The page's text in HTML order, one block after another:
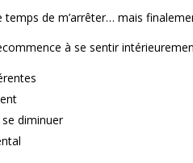
temps de m’arrêter… mais
à se sentir
diminuer